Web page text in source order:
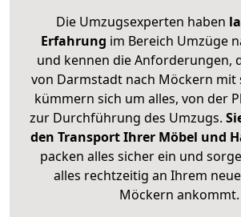
Die Umzugsexperten haben
Erfahrung im Bereich Umzüge
und kennen die Anforderungen,
von Darmstadt nach Möckern mit
kümmern sich um alles, von der
zur Durchführung des Umzugs.
den Transport Ihrer Möbel und
packen alles sicher ein und
alles rechtzeitig an Ihrem
Möckern ankommt.